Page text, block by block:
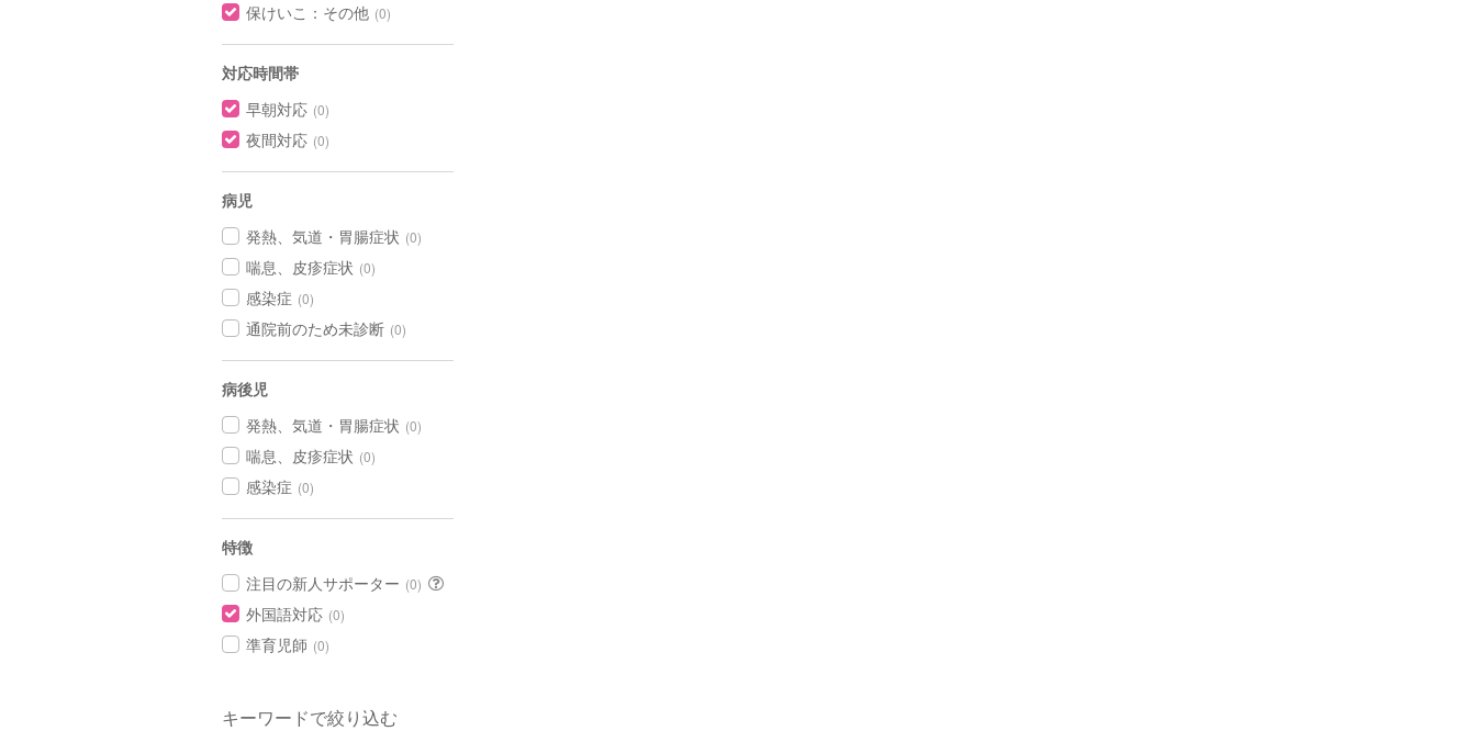
保けいこ：その他 (0)
対応時間帯
早朝対応 (0)
夜間対応 (0)
病児
発熱、気道・胃腸症状 (0)
喘息、皮疹症状 (0)
感染症 (0)
通院前のため未診断 (0)
病後児
発熱、気道・胃腸症状 (0)
喘息、皮疹症状 (0)
感染症 (0)
特徴
注目の新人サポーター (0)
外国語対応 (0)
準育児師 (0)
キーワードで絞り込む